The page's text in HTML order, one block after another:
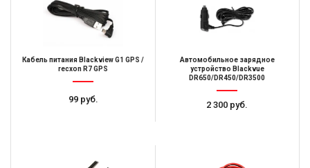
Кабель питания Blackview G1 GPS /
recxon R7 GPS
99 руб.
Автомобильное зарядное
устройство Blackvue
DR650/DR450/DR3500
2 300 руб.